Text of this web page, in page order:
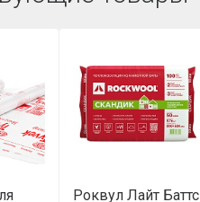
Роквул Лайт Баттс